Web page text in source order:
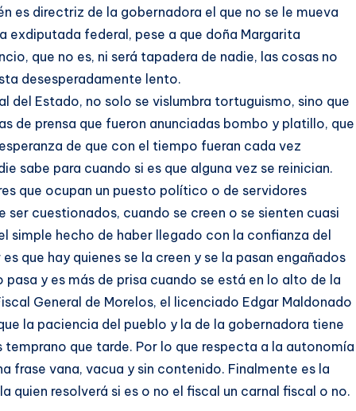
es directriz de la gobernadora el que no se le mueva
exdiputada federal, pese a que doña Margarita
que no es, ni será tapadera de nadie, las cosas no
desesperadamente lento.
del Estado, no solo se vislumbra tortuguismo, sino que
de prensa que fueron anunciadas bombo y platillo, que
de que con el tiempo fueran cada vez
sabe para cuando si es que alguna vez se reinician.
que ocupan un puesto político o de servidores
cuestionados, cuando se creen o se sienten cuasi
simple hecho de haber llegado con la confianza del
que hay quienes se la creen y se la pasan engañados
y es más de prisa cuando se está en lo alto de la
General de Morelos, el licenciado Edgar Maldonado
la paciencia del pueblo y la de la gobernadora tiene
temprano que tarde. Por lo que respecta a la autonomía
frase vana, vacua y sin contenido. Finalmente es la
quien resolverá si es o no el fiscal un carnal fiscal o no.